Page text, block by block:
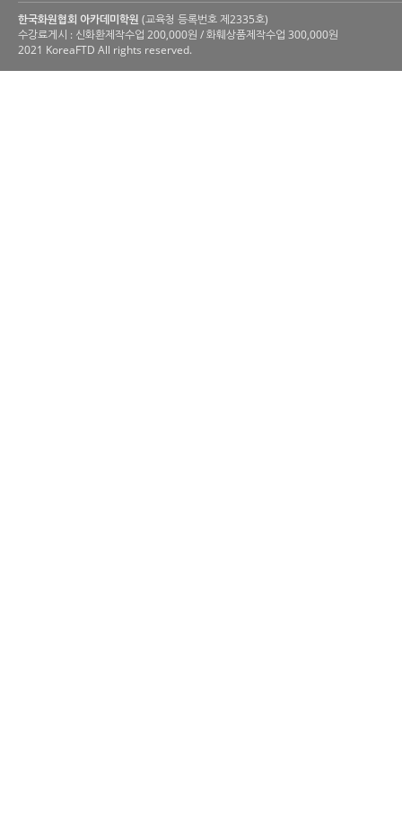
한국화원협회 아카데미학원 (교육청 등록번호 제2335호)
수강료게시 : 신화환제작수업 200,000원 / 화훼상품제작수업 300,000원
2021 KoreaFTD All rights reserved.